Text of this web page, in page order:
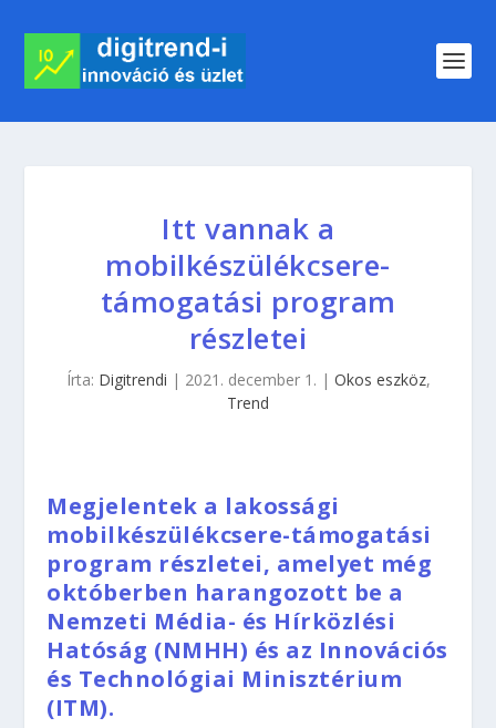
Itt vannak a
mobilkészülékcsere-
támogatási program
részletei
Írta: Digitrendi | 2021. december 1. | Okos eszköz,
Trend
Megjelentek a lakossági
mobilkészülékcsere-támogatási
program részletei, amelyet még
októberben harangozott be a
Nemzeti Média- és Hírközlési
Hatóság (NMHH) és az Innovációs
és Technológiai Minisztérium
(ITM).